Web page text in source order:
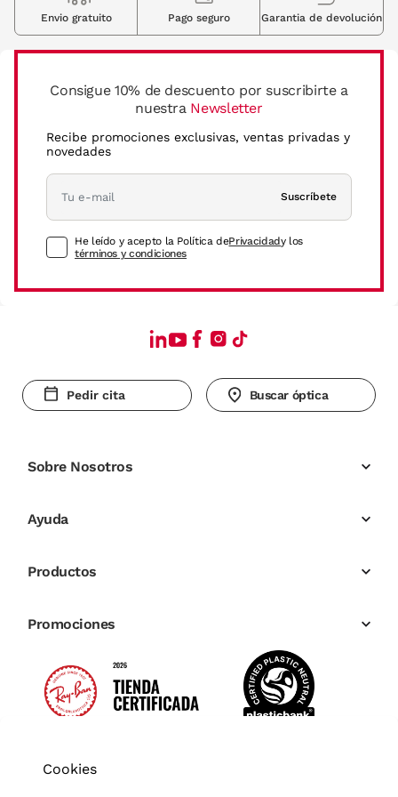
Consigue 10% de descuento por suscribirte a
nuestra Newsletter
Recibe promociones exclusivas, ventas privadas y
novedades
Suscríbete
He leído y acepto la Política dePrivacidady los
términos y condiciones
Envio gratuito Pago seguro Garantia de devolución
Pedir cita Buscar óptica
Sobre Nosotros
Ayuda
Productos
Promociones
Cookies